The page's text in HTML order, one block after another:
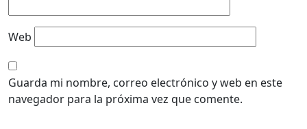
Web
Guarda mi nombre, correo electrónico y web en este
navegador para la próxima vez que comente.